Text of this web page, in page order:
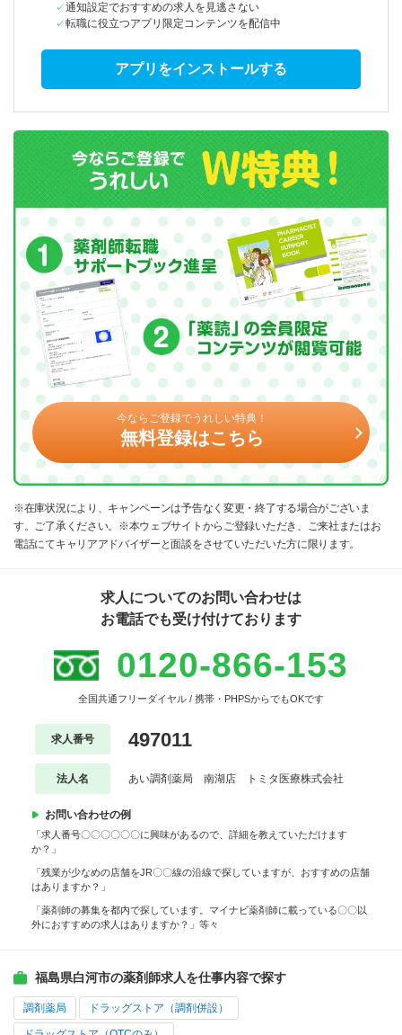
通知設定でおすすめの求人を見逃さない
転職に役立つアプリ限定コンテンツを配信中
アプリをインストールする
今ならご登録でうれしい特典！
無料登録はこちら
※在庫状況により、キャンペーンは予告なく変更・終了する場合がございま
す。ご了承ください。※本ウェブサイトからご登録いただき、ご来社またはお
電話にてキャリアアドバイザーと面談をさせていただいた方に限ります。
求人についてのお問い合わせは
お電話でも受け付けております
0120-866-153
全国共通フリーダイヤル / 携帯・PHPSからでもOKです
求人番号 497011
法人名 あい調剤薬局 南湖店 トミタ医療株式会社
お問い合わせの例
「求人番号〇〇〇〇〇〇に興味があるので、詳細を教えていただけます
か？」
「残業が少なめの店舗をJR〇〇線の沿線で探していますが、おすすめの店舗
はありますか？」
「薬剤師の募集を都内で探しています。マイナビ薬剤師に載っている〇〇以
外におすすめの求人はありますか？」等々
福島県白河市の薬剤師求人を仕事内容で探す
調剤薬局 ドラッグストア（調剤併設）